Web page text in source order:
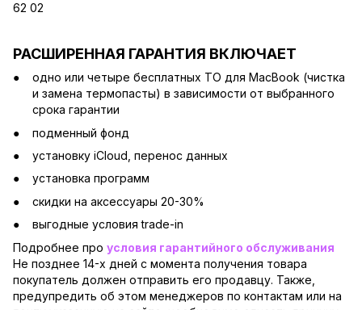
62 02
РАСШИРЕННАЯ ГАРАНТИЯ ВКЛЮЧАЕТ
одно или четыре бесплатных ТО для MacBook (чистка
и замена термопасты) в зависимости от выбранного
срока гарантии
подменный фонд
установку iCloud, перенос данных
установка программ
скидки на аксессуары 20-30%
выгодные условия trade-in
Подробнее про условия гарантийного обслуживания
Не позднее 14-х дней с момента получения товара
покупатель должен отправить его продавцу. Также,
предупредить об этом менеджеров по контактам или на